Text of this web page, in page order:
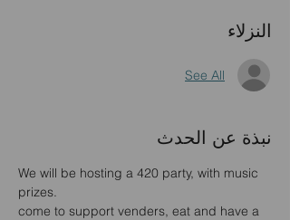
النزلاء
See All
نبذة عن الحدث
We will be hosting a 420 party, with music
prizes.
come to support venders, eat and have a